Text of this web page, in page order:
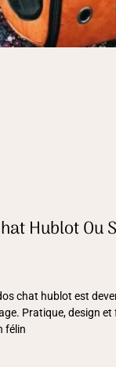
Hublot Ou
chat hublot est
Pratique, design
félin